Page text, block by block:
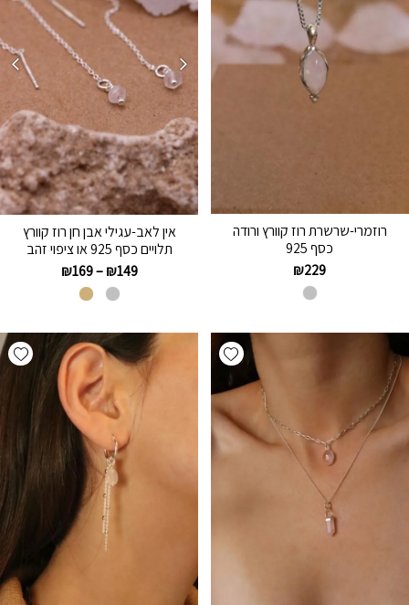
רוזמרי-שרשרת רוז קוורץ ורודה
כסף 925
₪229
אין לאב-עגילי אבן חן רוז קוורץ
תלויים כסף 925 או ציפוי זהב
₪149
–
₪169
Add wishlist